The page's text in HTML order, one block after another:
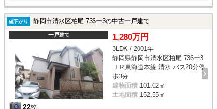
値下がり 静岡市清水区柏尾 736ー3の中古一戸建て
一戸建て
22枚
1,280万円
3LDK / 2001年
静岡県静岡市清水区柏尾 736ー3
ＪＲ東海道本線 清水 バス20分停
歩3分
建物面積 101.02㎡
土地面積 152.55㎡